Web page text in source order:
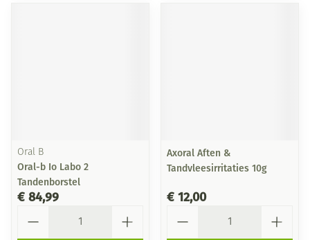
Oral B
Oral-b Io Labo 2
Tandenborstel
€ 84,99
Axoral Aften &
Tandvleesirritaties 10g
€ 12,00